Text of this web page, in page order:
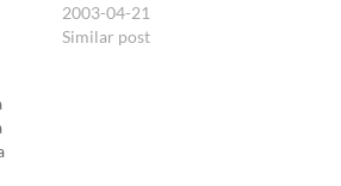
satu dari empat tingkat
kebutuhan. Tapi itu
2003-04-21
Similar post